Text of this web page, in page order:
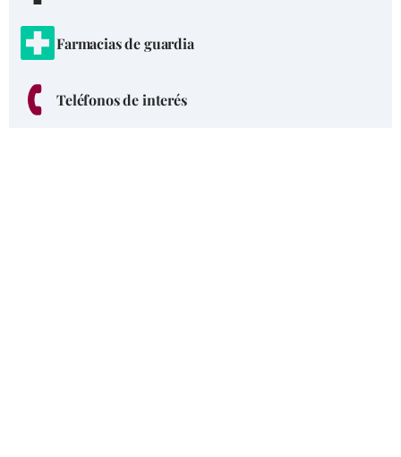
Farmacias de guardia
Teléfonos de interés